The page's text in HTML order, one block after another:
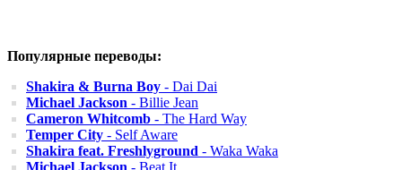
Популярные переводы:
Shakira & Burna Boy - Dai Dai
Michael Jackson - Billie Jean
Cameron Whitcomb - The Hard Way
Temper City - Self Aware
Shakira feat. Freshlyground - Waka Waka
Michael Jackson - Beat It